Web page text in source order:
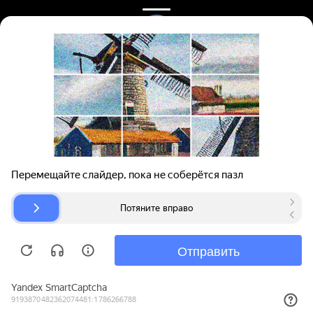
Поиск запчастей
Для автокомпаний
Авторазборки
О проекте
Помощь
Карта сайта
© bibinet.ru - система поиска запчастей,
Copyright 2010-2026 Все права защищены